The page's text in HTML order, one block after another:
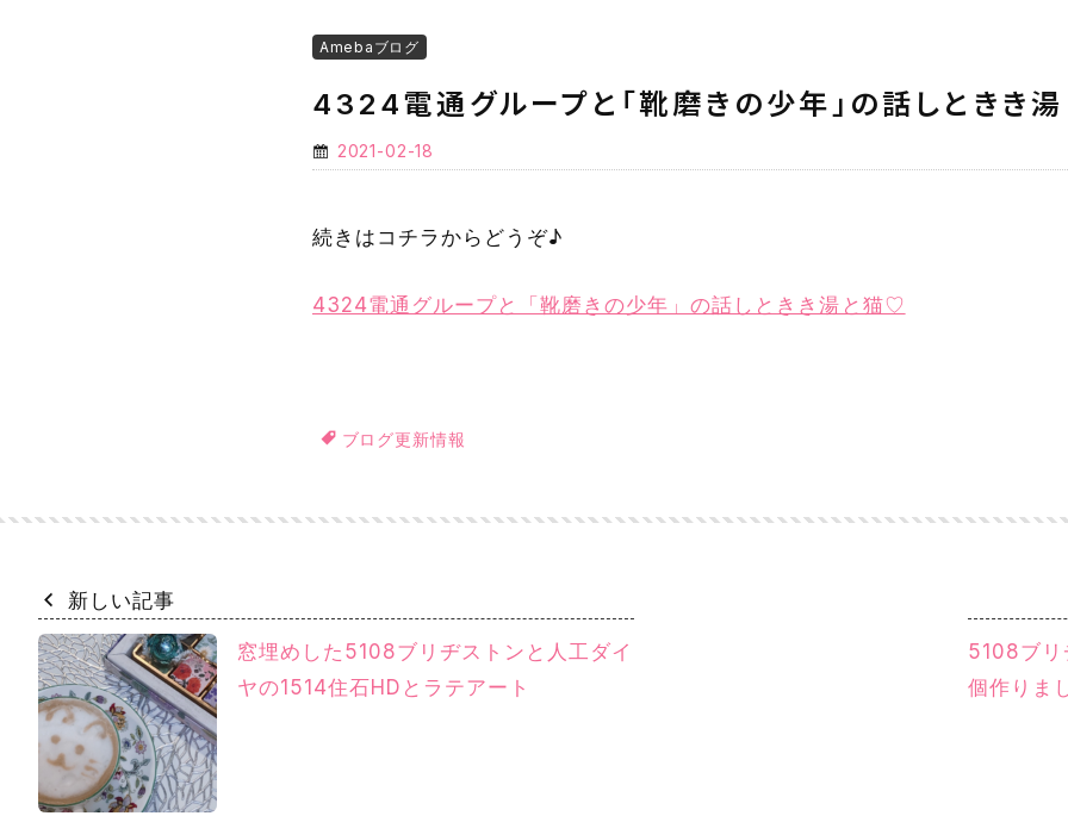
Amebaブログ
4324電通グループと「靴磨きの少年」の話しときき
2021-02-18
続きはコチラからどうぞ♪
4324電通グループと「靴磨きの少年」の話しときき湯と猫♡
ブログ更新情報
新しい記事
窓埋めした5108ブリヂストンと人工ダイ
ヤの1514住石HDとラテアート
5108ブリ
個作りま